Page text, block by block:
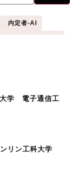
内定者-AI
内定者-機械工学
学 電子通信工
リン工科大学